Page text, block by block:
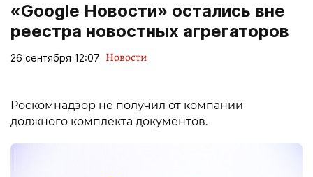
«Google Новости» остались вне
реестра новостных агрегаторов
26 сентября 12:07 Новости
Роскомнадзор не получил от компании
должного комплекта документов.